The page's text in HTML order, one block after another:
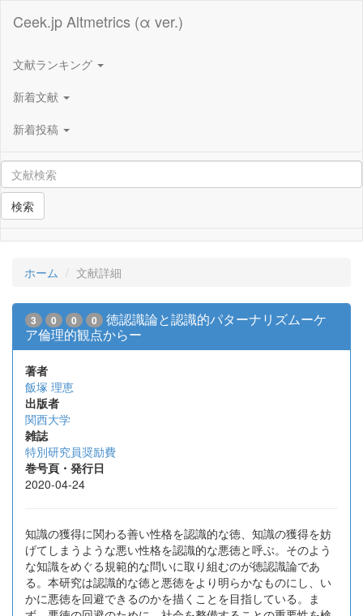
Ceek.jp Altmetrics (α ver.)
文献ランキング
新着文献
新着投稿
検索
ホーム 文献詳細
3 0 0 0
徳認識論と認識的パターナリズムーケ
ア倫理的観点からー
著者
飯塚 理恵
出版者
関西大学
雑誌
特別研究員奨励費
巻号頁・発行日
2020-04-24
知識の獲得に関わる善い性格を認識的な徳、知識の獲得を妨
げてしまうような悪い性格を認識的な悪徳と呼ぶ。そのよう
な知識をめぐる規範的な問いに取り組むのが徳認識論であ
る。本研究は認識的な徳と悪徳をより明らかなものにし、い
かに悪徳を回避できるのかを描くことを目指している。ま